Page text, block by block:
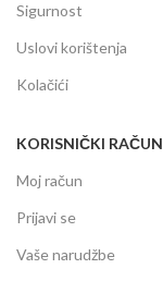
Sigurnost
Uslovi korištenja
Kolačići
KORISNIČKI RAČUN
Moj račun
Prijavi se
Vaše narudžbe